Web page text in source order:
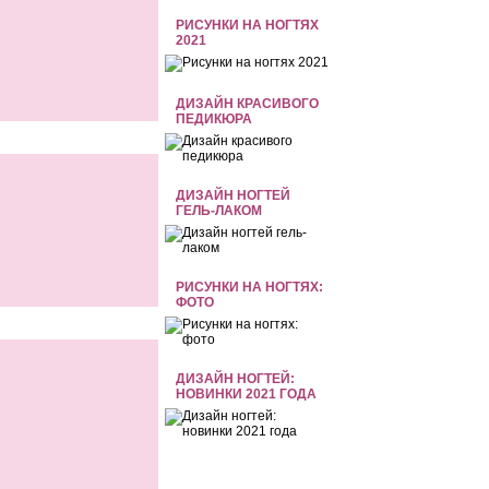
РИСУНКИ НА НОГТЯХ
2021
ДИЗАЙН КРАСИВОГО
ПЕДИКЮРА
ДИЗАЙН НОГТЕЙ
ГЕЛЬ-ЛАКОМ
РИСУНКИ НА НОГТЯХ:
ФОТО
ДИЗАЙН НОГТЕЙ:
НОВИНКИ 2021 ГОДА